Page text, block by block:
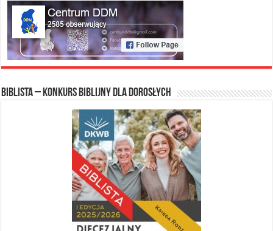
Biblista – konkurs biblijny dla dorosłych